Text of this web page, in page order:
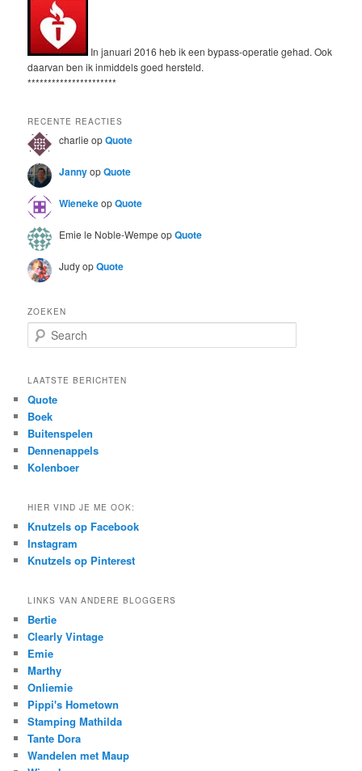
In januari 2016 heb ik een bypass-operatie gehad. Ook
daarvan ben ik inmiddels goed hersteld.
**********************
RECENTE REACTIES
charlie opQuote
JannyopQuote
WienekeopQuote
Emie le Noble-Wempe opQuote
JudyopQuote
ZOEKEN
e
r
h
LAATSTE BERICHTEN
Quote
Boek
Buitenspelen
Dennenappels
Kolenboer
HIER VIND JE ME OOK:
Knutzels op Facebook
Instagram
Knutzels op Pinterest
LINKS VAN ANDERE BLOGGERS
Bertie
Clearly Vintage
Emie
Marthy
Onliemie
Pippi's Hometown
Stamping Mathilda
Tante Dora
Wandelen met Maup